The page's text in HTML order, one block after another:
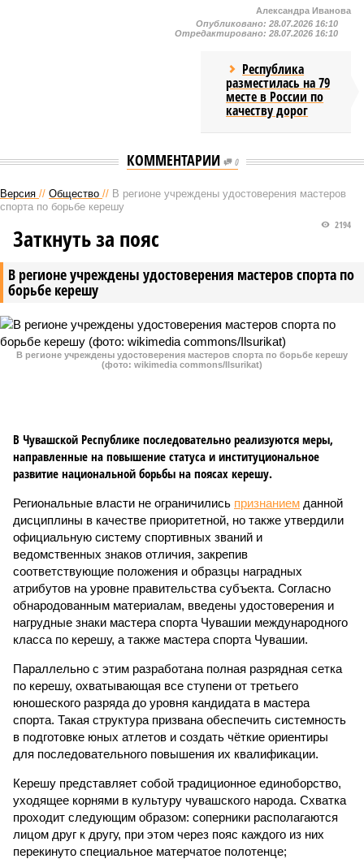
Александра Иванова
Опубликовано: 28.07.2026 16:10
Отредактировано: 28.07.2026 16:10
Республика
разместилась на 79
месте в России по
качеству дорог
КОММЕНТАРИИ 0
Версия // Общество // В регионе учреждены удостоверения мастеров
спорта по борьбе керешу
В регионе учреждены удостоверения мастеров спорта по
борьбе керешу
2194
Заткнуть за пояс
В регионе учреждены удостоверения мастеров спорта по борьбе керешу
(фото: wikimedia commons/Ilsurikat)
В Чувашской Республике последовательно реализуются меры,
направленные на повышение статуса и институциональное
развитие национальной борьбы на поясах керешу.
Региональные власти не ограничились признанием данной
дисциплины в качестве приоритетной, но также утвердили
официальную систему спортивных званий и
ведомственных знаков отличия, закрепив
соответствующие положения и образцы наградных
атрибутов на уровне правительства субъекта. Согласно
обнародованным материалам, введены удостоверения и
нагрудные знаки мастера спорта Чувашии международного
класса по керешу, а также мастера спорта Чувашии.
Параллельно с этим разработана полная разрядная сетка
по керешу, охватывающая все ступени от третьего
юношеского разряда до уровня кандидата в мастера
спорта. Такая структура призвана обеспечить системность
в подготовке юных атлетов и создать чёткие ориентиры
для последовательного повышения их квалификации.
Керешу представляет собой традиционное единоборство,
уходящее корнями в культуру чувашского народа. Схватка
проходит следующим образом: соперники располагаются
лицом друг к другу, при этом через пояс каждого из них
перекинуто специальное матерчатое полотенце;